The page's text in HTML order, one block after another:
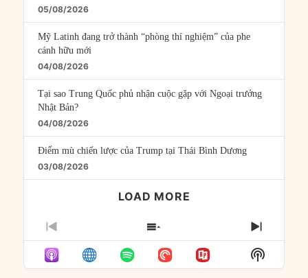
05/08/2026
Mỹ Latinh đang trở thành “phòng thí nghiệm” của phe
cánh hữu mới
04/08/2026
Tại sao Trung Quốc phủ nhận cuộc gặp với Ngoại trưởng
Nhật Bản?
04/08/2026
Điểm mù chiến lược của Trump tại Thái Bình Dương
03/08/2026
LOAD MORE
PREVIOUS
EPISODE
SHOW
EPISODES
LIST
NEXT
Show
Podcast